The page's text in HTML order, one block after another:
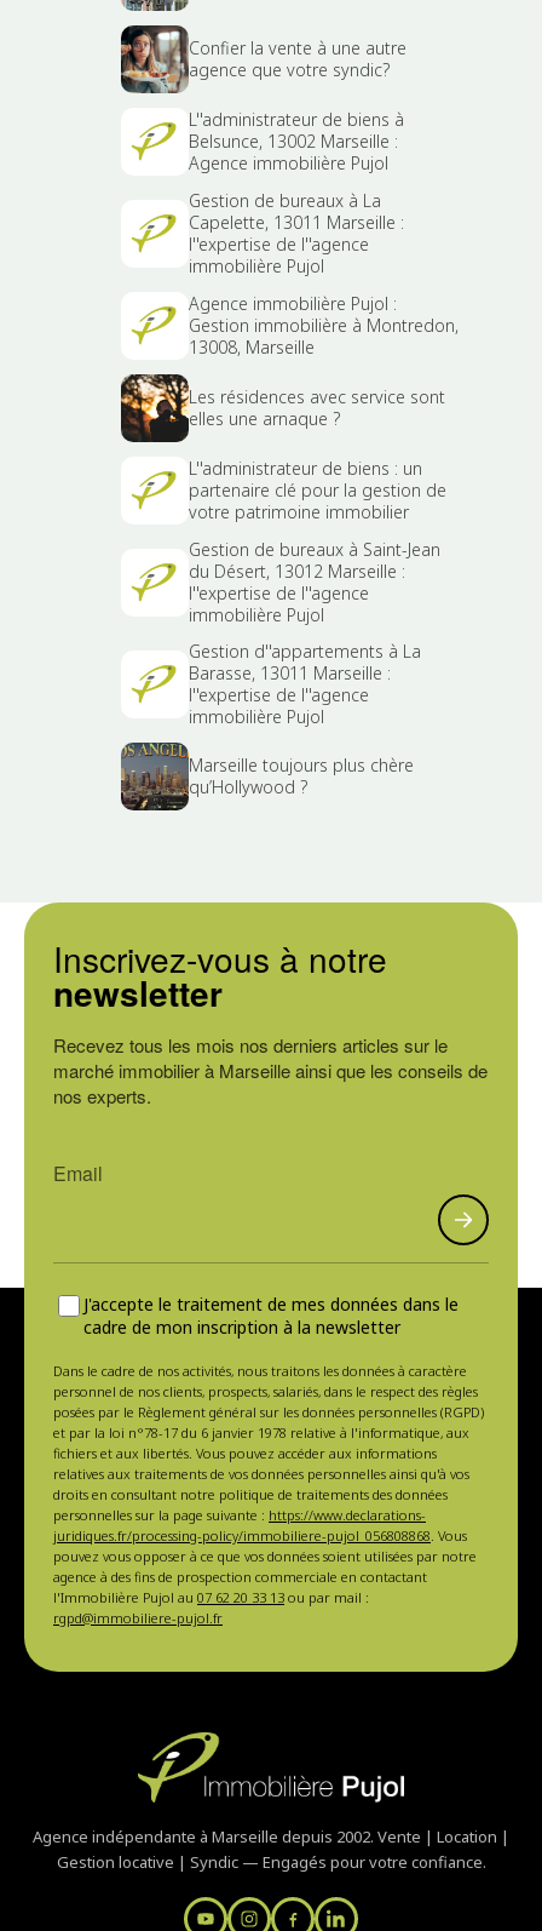
Confier la vente à une autre
agence que votre syndic?
L''administrateur de biens à
Belsunce, 13002 Marseille :
Agence immobilière Pujol
Gestion de bureaux à La
Capelette, 13011 Marseille :
l''expertise de l''agence
immobilière Pujol
Agence immobilière Pujol :
Gestion immobilière à Montredon,
13008, Marseille
Les résidences avec service sont
elles une arnaque ?
L''administrateur de biens : un
partenaire clé pour la gestion de
votre patrimoine immobilier
Gestion de bureaux à Saint-Jean
du Désert, 13012 Marseille :
l''expertise de l''agence
immobilière Pujol
Gestion d''appartements à La
Barasse, 13011 Marseille :
l''expertise de l''agence
immobilière Pujol
Marseille toujours plus chère
qu’Hollywood ?
Inscrivez-vous à notre
newsletter
Recevez tous les mois nos derniers articles sur le
marché immobilier à Marseille ainsi que les conseils de
nos experts.
J'accepte le traitement de mes données dans le
cadre de mon inscription à la newsletter
Dans le cadre de nos activités, nous traitons les données à caractère
personnel de nos clients, prospects, salariés, dans le respect des règles
posées par le Règlement général sur les données personnelles (RGPD)
et par la loi n°78-17 du 6 janvier 1978 relative à l'informatique, aux
fichiers et aux libertés. Vous pouvez accéder aux informations
relatives aux traitements de vos données personnelles ainsi qu'à vos
droits en consultant notre politique de traitements des données
personnelles sur la page suivante : https://www.declarations-
juridiques.fr/processing-policy/immobiliere-pujol_056808868. Vous
pouvez vous opposer à ce que vos données soient utilisées par notre
agence à des fins de prospection commerciale en contactant
l'Immobilière Pujol au 07 62 20 33 13 ou par mail :
rgpd@immobiliere-pujol.fr
Agence indépendante à Marseille depuis 2002. Vente | Location |
Gestion locative | Syndic — Engagés pour votre confiance.